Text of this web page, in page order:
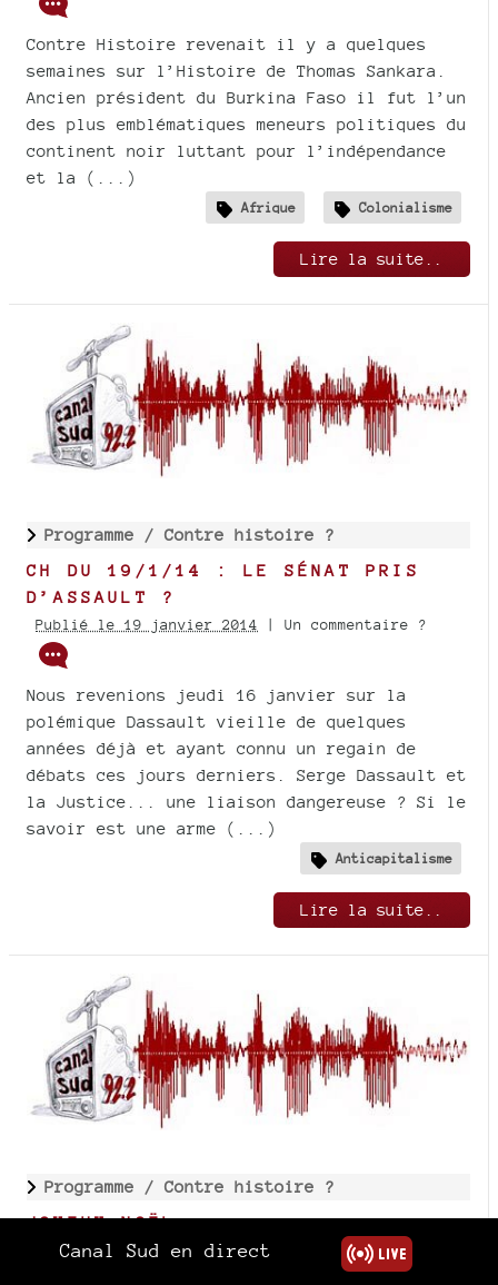
Contre Histoire revenait il y a quelques
semaines sur l’Histoire de Thomas Sankara.
Ancien président du Burkina Faso il fut l’un
des plus emblématiques meneurs politiques du
continent noir luttant pour l’indépendance
et la (...)
Afrique Colonialisme
Lire la suite..
Programme / Contre histoire ?
CH DU 19/1/14 : LE SÉNAT PRIS
D’ASSAULT ?
Publié le 19 janvier 2014 | Un commentaire ?
Nous revenions jeudi 16 janvier sur la
polémique Dassault vieille de quelques
années déjà et ayant connu un regain de
débats ces jours derniers. Serge Dassault et
la Justice... une liaison dangereuse ? Si le
savoir est une arme (...)
Anticapitalisme
Lire la suite..
Programme / Contre histoire ?
JOYEUX NOËL
Publié le 18 janvier 2014| Un commentaire ?
Canal Sud en direct